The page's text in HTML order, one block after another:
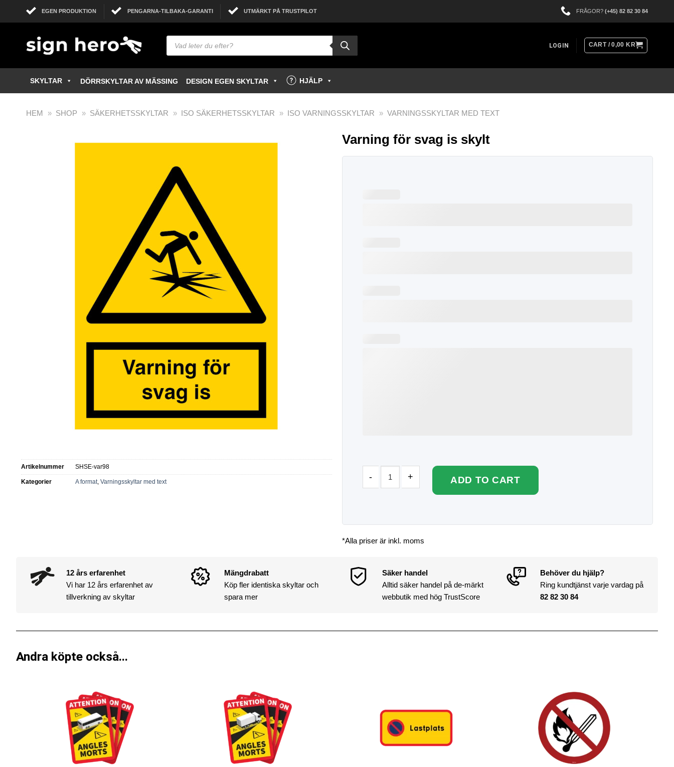
EGEN PRODUKTION PENGARNA-TILBAKA-GARANTI UTMÄRKT PÅ TRUSTPILOT FRÅGOR? (+45) 82 82 30 84
LOGIN CART /0,00 KR
SKYLTAR DÖRRSKYLTAR AV MÄSSING DESIGN EGEN SKYLTAR HJÄLP
HEM » SHOP » SÄKERHETSSKYLTAR » ISO SÄKERHETSSKYLTAR » ISO VARNINGSSKYLTAR » VARNINGSSKYLTAR MED TEXT
Artikelnummer SHSE-var98
Kategorier A format, Varningsskyltar med text
Varning för svag is skylt
ADD TO CART
*Alla priser är inkl. moms
12 års erfarenhet
Vi har 12 års erfarenhet av
tillverkning av skyltar
Mängdrabatt
Köp fler identiska skyltar och
spara mer
Säker handel
Alltid säker handel på de-märkt
webbutik med hög TrustScore
Behöver du hjälp?
Ring kundtjänst varje vardag på
82 82 30 84
Andra köpte också...